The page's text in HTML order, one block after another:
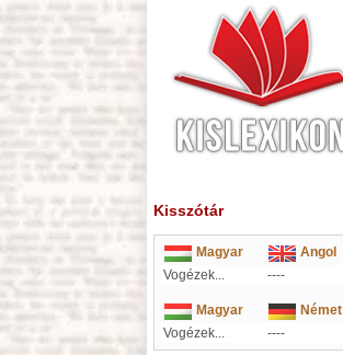
Kisszótár
Magyar
Angol
Vogézek...
----
Magyar
Német
Vogézek...
----